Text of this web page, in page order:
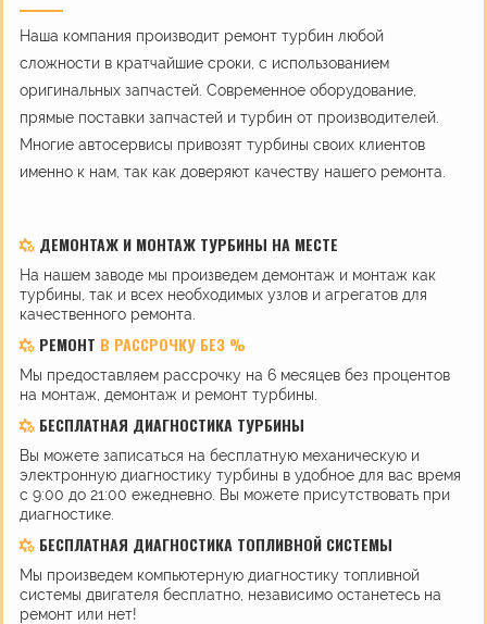
Наша компания производит ремонт турбин любой
сложности в кратчайшие сроки, с использованием
оригинальных запчастей. Современное оборудование,
прямые поставки запчастей и турбин от производителей.
Многие автосервисы привозят турбины своих клиентов
именно к нам, так как доверяют качеству нашего ремонта.
ДЕМОНТАЖ И МОНТАЖ ТУРБИНЫ НА МЕСТЕ
На нашем заводе мы произведем демонтаж и монтаж как
турбины, так и всех необходимых узлов и агрегатов для
качественного ремонта.
РЕМОНТ В РАССРОЧКУ БЕЗ %
Мы предоставляем рассрочку на 6 месяцев без процентов
на монтаж, демонтаж и ремонт турбины.
БЕСПЛАТНАЯ ДИАГНОСТИКА ТУРБИНЫ
Вы можете записаться на бесплатную механическую и
электронную диагностику турбины в удобное для вас время
с 9:00 до 21:00 ежедневно. Вы можете присутствовать при
диагностике.
БЕСПЛАТНАЯ ДИАГНОСТИКА ТОПЛИВНОЙ СИСТЕМЫ
Мы произведем компьютерную диагностику топливной
системы двигателя бесплатно, независимо останетесь на
ремонт или нет!